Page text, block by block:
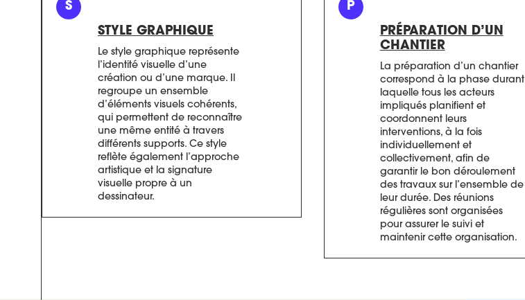
S
STYLE GRAPHIQUE
Le style graphique représente
l’identité visuelle d’une
création ou d’une marque. Il
regroupe un ensemble
d’éléments visuels cohérents,
qui permettent de reconnaître
une même entité à travers
différents supports. Ce style
reflète également l’approche
artistique et la signature
visuelle propre à un
dessinateur.
P
PRÉPARATION D’UN
CHANTIER
La préparation d’un chantier
correspond à la phase durant
laquelle tous les acteurs
impliqués planifient et
coordonnent leurs
interventions, à la fois
individuellement et
collectivement, afin de
garantir le bon déroulement
des travaux sur l’ensemble de
leur durée. Des réunions
régulières sont organisées
pour assurer le suivi et
maintenir cette organisation.